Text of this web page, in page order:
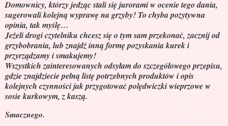
Domownicy, którzy jedząc stali się jurorami w ocenie tego dania,
sugerowali kolejną wyprawę na grzyby! To chyba pozytywna
opinia, tak myślę…
Jeżeli drogi czytelniku chcesz się o tym sam przekonać, zacznij od
grzybobrania, lub znajdź inną formę pozyskania kurek i
przyrządzamy i smakujemy!
Wszystkich zainteresowanych odsyłam do szczegółowego przepisu,
gdzie znajdziecie pełną listę potrzebnych produktów i opis
kolejnych czynności jak przygotować polędwiczki wieprzowe w
sosie kurkowym, z kaszą.
Smacznego.